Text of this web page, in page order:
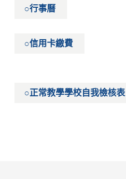
○行事曆
○信用卡繳費
○正常教學學校自我檢核表